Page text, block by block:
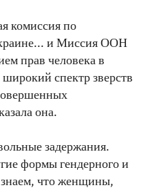
комиссия по
и Миссия ООН
прав человека в
спектр зверств
она.
задержания.
формы гендерного и
что женщины,